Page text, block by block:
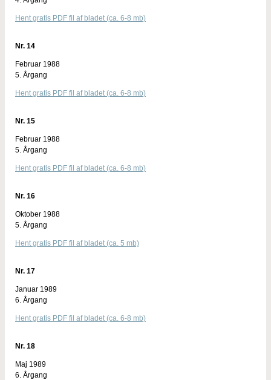
Hent gratis PDF fil af bladet (ca. 6-8 mb)
Nr. 14
Februar 1988
5. Årgang
Hent gratis PDF fil af bladet (ca. 6-8 mb)
Nr. 15
Februar 1988
5. Årgang
Hent gratis PDF fil af bladet (ca. 6-8 mb)
Nr. 16
Oktober 1988
5. Årgang
Hent gratis PDF fil af bladet (ca. 5 mb)
Nr. 17
Januar 1989
6. Årgang
Hent gratis PDF fil af bladet (ca. 6-8 mb)
Nr. 18
Maj 1989
6. Årgang